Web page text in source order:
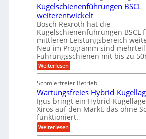
U
m
g
e
b
u
n
g
e
n
g
e
n
ä
z
i
s
e
H
u
b
b
e
w
e
g
u
n
g
e
n
A
u
t
o
m
o
t
i
v
e
n
d
M
a
s
c
h
i
i
t
a
l
e
r
W
e
r
k
z
e
u
g
k
r
e
i
s
Kugelschienenführungen BSCL
weiterentwickelt
Bosch Rexroth hat die
Kugelschienenführungen BSCL
mittleren Leistungsbereich
Neu im Programm sind
Führungsschienen mit bis zu
Weiterlesen:
K
g
e
l
s
c
h
i
e
Schmierfreier Betrieb
Wartungsfreies Hybrid-
Igus bringt ein Hybrid-
Xiros auf den Markt, das ohne
funktioniert.
Weiterlesen:
W